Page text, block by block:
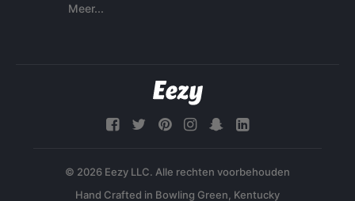
Meer...
© 2026 Eezy LLC. Alle rechten voorbehouden